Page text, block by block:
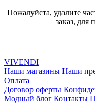
Пожалуйста, удалите
заказ, для
VIVENDI
Наши магазины Наши
Оплата
Договор оферты
Модный блог Контакты